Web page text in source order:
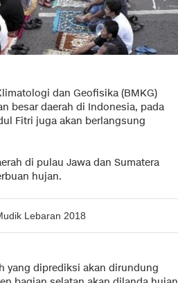
dan Geofisika (BMKG)
besar daerah di Indonesia, pada
Fitri juga akan berlangsung
di pulau Jawa dan Sumatera
hujan.
Lebaran 2018
yang diprediksi akan dirundung